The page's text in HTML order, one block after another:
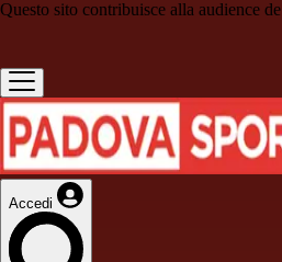
Questo sito contribuisce alla audience de
Accedi